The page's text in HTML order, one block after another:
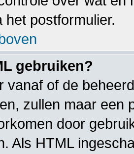
het postformulier.
gebruiken?
vanaf of de
zullen maar
door
Als HTML